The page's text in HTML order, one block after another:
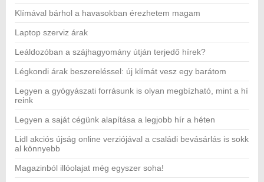
Klímával bárhol a havasokban érezhetem magam
Laptop szerviz árak
Leáldozóban a szájhagyomány útján terjedő hírek?
Légkondi árak beszereléssel: új klímát vesz egy barátom
Legyen a gyógyászati forrásunk is olyan megbízható, mint a hí
reink
Legyen a saját cégünk alapítása a legjobb hír a héten
Lidl akciós újság online verziójával a családi bevásárlás is sokk
al könnyebb
Magazinból illóolajat még egyszer soha!